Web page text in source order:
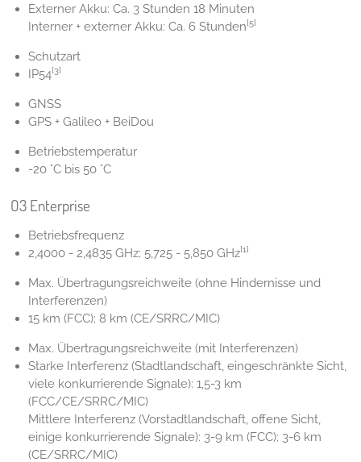
Externer Akku: Ca. 3 Stunden 18 Minuten
Interner + externer Akku: Ca. 6 Stunden[5]
Schutzart
IP54[3]
GNSS
GPS + Galileo + BeiDou
Betriebstemperatur
-20 °C bis 50 °C
O3 Enterprise
Betriebsfrequenz
2,4000 - 2,4835 GHz; 5,725 - 5,850 GHz[1]
Max. Übertragungsreichweite (ohne Hindernisse und
Interferenzen)
15 km (FCC); 8 km (CE/SRRC/MIC)
Max. Übertragungsreichweite (mit Interferenzen)
Starke Interferenz (Stadtlandschaft, eingeschränkte Sicht,
viele konkurrierende Signale): 1,5-3 km
(FCC/CE/SRRC/MIC)
Mittlere Interferenz (Vorstadtlandschaft, offene Sicht,
einige konkurrierende Signale): 3-9 km (FCC); 3-6 km
(CE/SRRC/MIC)